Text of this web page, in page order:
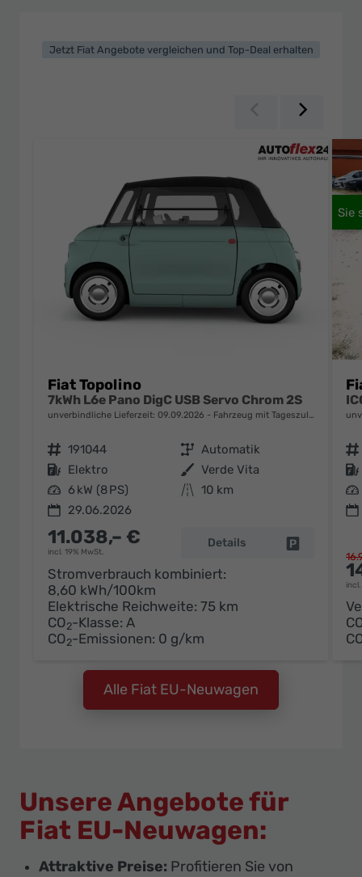
Jetzt Fiat Angebote vergleichen und Top-Deal erhalten
Zurück
Fiat Topolino
7kWh L6e Pano DigC USB Servo Chrom 2S
unverbindliche Lieferzeit: 09.09.2026 Fahrzeug mit Tageszulassung
Fahrzeugnr. 191044 Getriebe Automatik
Kraftstoff Elektro Außenfarbe Verde Vita
Leistung 6 kW (8 PS) Kilometerstand 10 km
29.06.2026
11.038,– €
incl. 19% MwSt.
Details
Stromverbrauch kombiniert:
8,60 kWh/100km
Elektrische Reichweite: 75 km
CO2-Klasse: A
CO2-Emissionen: 0 g/km
Fahrzeugnr.
Kraftstoff
Leistung
Alle Fiat EU-Neuwagen
Unsere Angebote für
Fiat EU-Neuwagen:
Attraktive Preise: Profitieren Sie von